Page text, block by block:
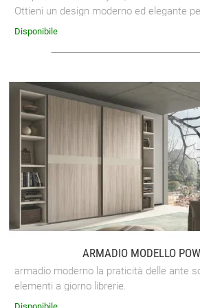
Ottieni un design moderno ed elegante
Disponibile
ARMADIO MODELLO
armadio moderno la praticità delle ante
elementi a giorno librerie.